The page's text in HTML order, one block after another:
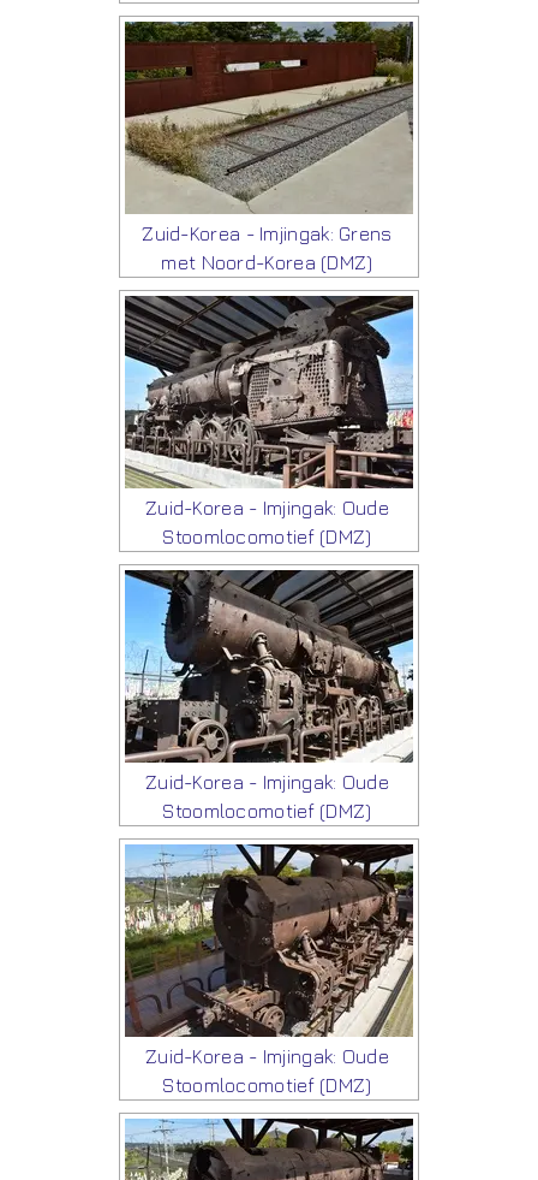
Zuid-Korea - Imjingak: Grens
met Noord-Korea (DMZ)
Zuid-Korea - Imjingak: Oude
Stoomlocomotief (DMZ)
Zuid-Korea - Imjingak: Oude
Stoomlocomotief (DMZ)
Zuid-Korea - Imjingak: Oude
Stoomlocomotief (DMZ)